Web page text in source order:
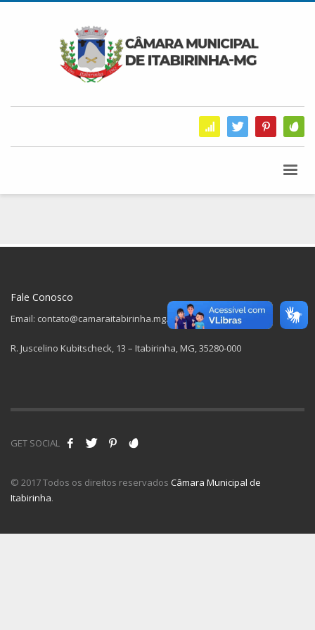
Fale Conosco
Email: contato@camaraitabirinha.mg.gov.br
R. Juscelino Kubitscheck, 13 – Itabirinha, MG, 35280-000
GET SOCIAL
© 2017 Todos os direitos reservados Câmara Municipal de
Itabirinha.